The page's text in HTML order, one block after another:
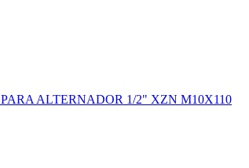
ALTERNADOR 1/2" XZN M10X110